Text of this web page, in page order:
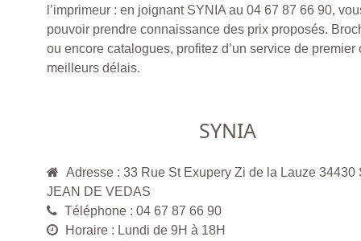
l’imprimeur : en joignant SYNIA au 04 67 87 66 90,
pouvoir prendre connaissance des prix proposés.
ou encore catalogues, profitez d’un service de premier
meilleurs délais.
SYNIA
Adresse : 33 Rue St Exupery Zi de la Lauze 34430
JEAN DE VEDAS
Téléphone : 04 67 87 66 90
Horaire : Lundi de 9H à 18H